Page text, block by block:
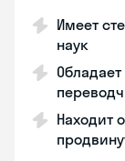
Имеет
наук
Находит